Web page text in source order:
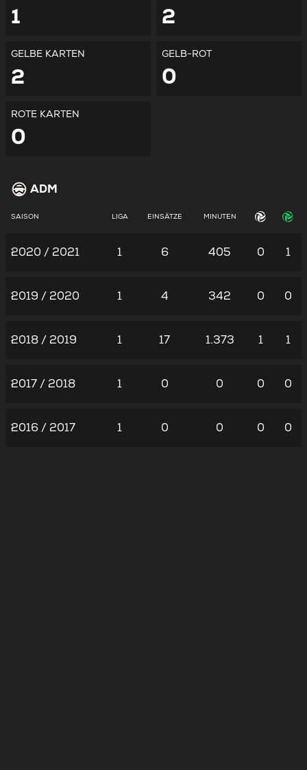
1 2
GELBE KARTEN
2
GELB-ROT
0
ROTE KARTEN
0
ADM
SAISON LIGA EINSÄTZE MINUTEN
2020 / 2021 1 6 405 0 1
2019 / 2020 1 4 342 0 0
2018 / 2019 1 17 1.373 1 1
2017 / 2018 1 0 0 0 0
2016 / 2017 1 0 0 0 0